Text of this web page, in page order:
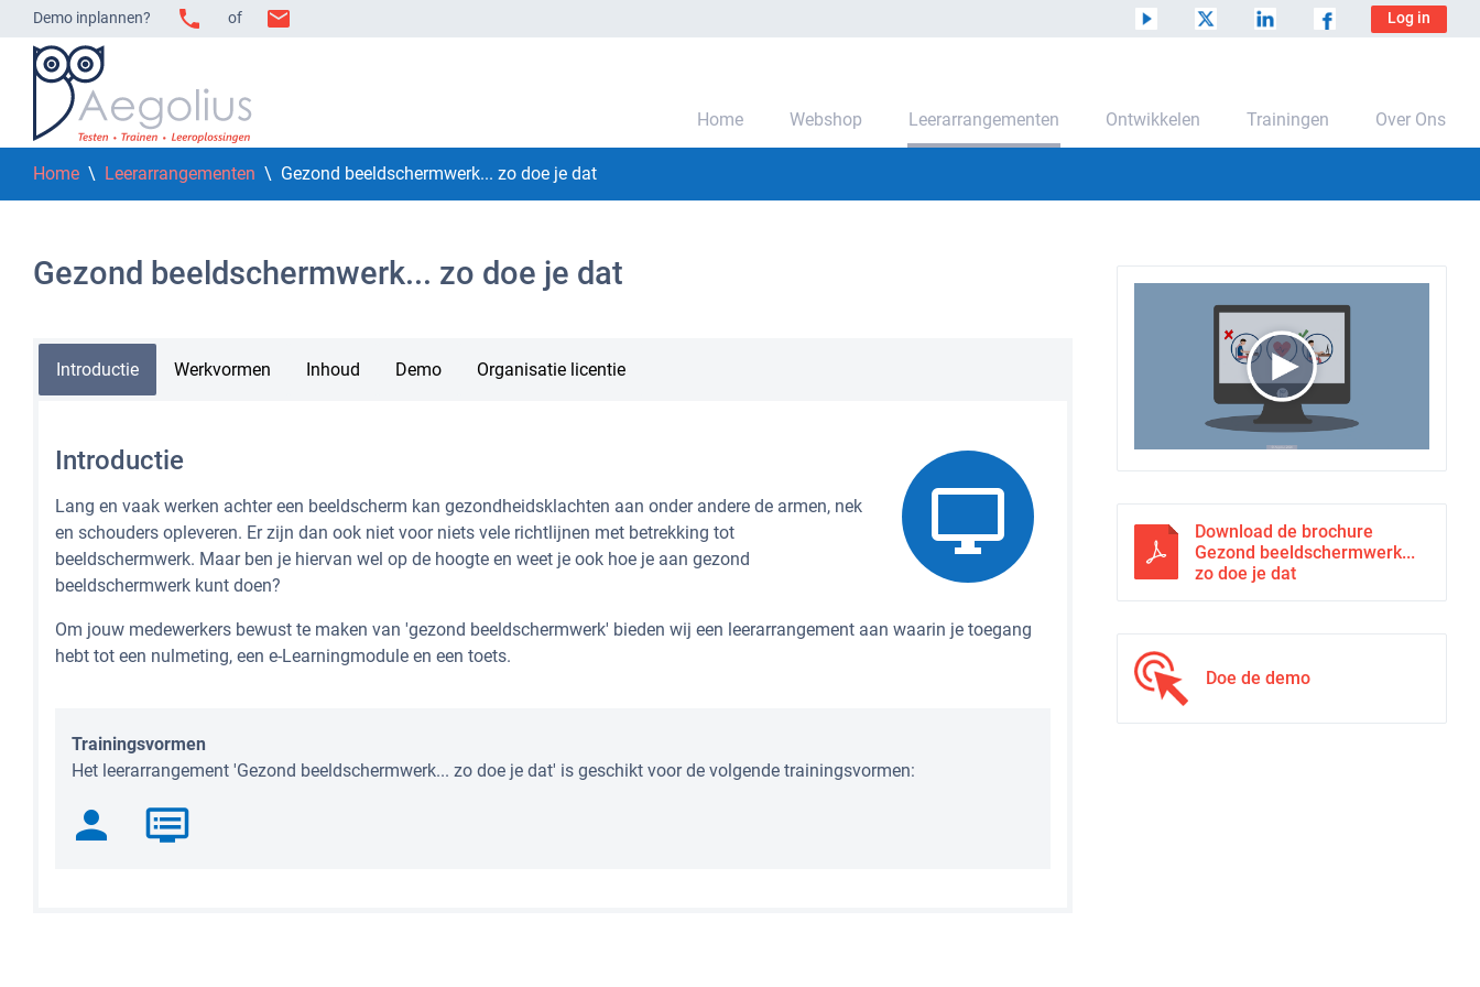
Demo inplannen? of Log in
Home Webshop Leerarrangementen Ontwikkelen Trainingen Over Ons
Home \ Leerarrangementen \ Gezond beeldschermwerk... zo doe je dat
Gezond beeldschermwerk... zo doe je dat
Introductie Werkvormen Inhoud Demo Organisatie licentie
Introductie
Lang en vaak werken achter een beeldscherm kan gezondheidsklachten aan onder andere de armen, nek
en schouders opleveren. Er zijn dan ook niet voor niets vele richtlijnen met betrekking tot
beeldschermwerk. Maar ben je hiervan wel op de hoogte en weet je ook hoe je aan gezond
beeldschermwerk kunt doen?
Om jouw medewerkers bewust te maken van 'gezond beeldschermwerk' bieden wij een leerarrangement aan waarin je toegang
hebt tot een nulmeting, een e-Learningmodule en een toets.
Trainingsvormen
Het leerarrangement 'Gezond beeldschermwerk... zo doe je dat' is geschikt voor de volgende trainingsvormen:
person dvr
Download de brochure
Gezond beeldschermwerk...
zo doe je dat
Doe de demo